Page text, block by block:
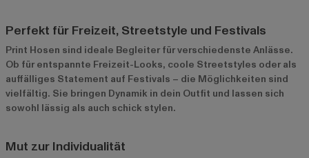
Perfekt für Freizeit, Streetstyle und Festivals
Print Hosen sind ideale Begleiter für verschiedenste Anlässe.
Ob für entspannte Freizeit-Looks, coole Streetstyles oder als
auffälliges Statement auf Festivals – die Möglichkeiten sind
vielfältig. Sie bringen Dynamik in dein Outfit und lassen sich
sowohl lässig als auch schick stylen.
Mut zur Individualität